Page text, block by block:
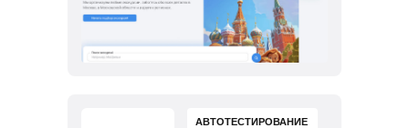
АВТОТЕСТИРОВАНИЕ